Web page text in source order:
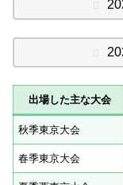
出場した主な大会
秋季東京大会
春季東京大会